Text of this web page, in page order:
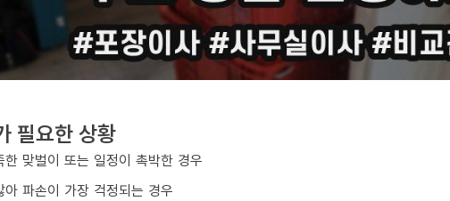
필요한 상황
맞벌이 또는 일정이 촉박한 경우
파손이 가장 걱정되는 경우